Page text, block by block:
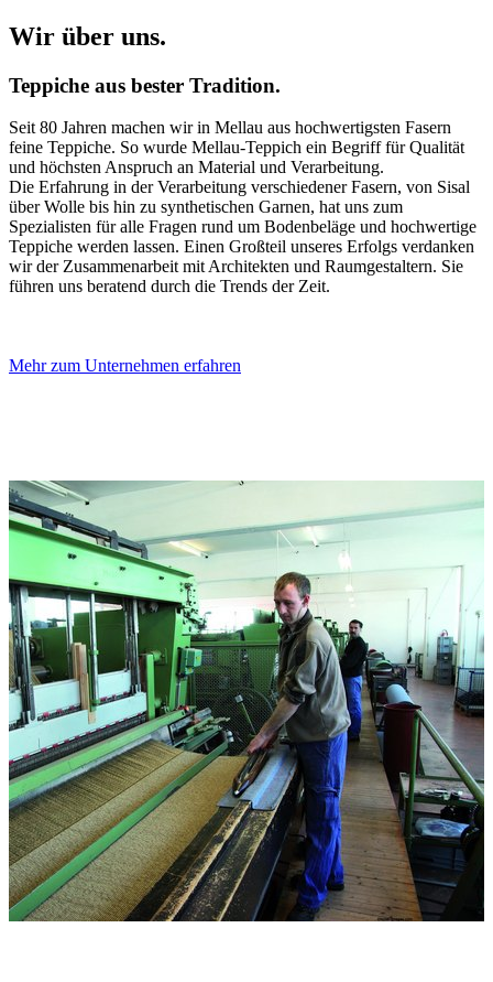
Wir über uns.
Teppiche aus bester Tradition.
Seit 80 Jahren machen wir in Mellau aus hochwertigsten Fasern
feine Teppiche. So wurde Mellau-Teppich ein Begriff für Qualität
und höchsten Anspruch an Material und Verarbeitung.
Die Erfahrung in der Verarbeitung verschiedener Fasern, von Sisal
über Wolle bis hin zu synthetischen Garnen, hat uns zum
Spezialisten für alle Fragen rund um Bodenbeläge und hochwertige
Teppiche werden lassen. Einen Großteil unseres Erfolgs verdanken
wir der Zusammenarbeit mit Architekten und Raumgestaltern. Sie
führen uns beratend durch die Trends der Zeit.
Mehr zum Unternehmen erfahren